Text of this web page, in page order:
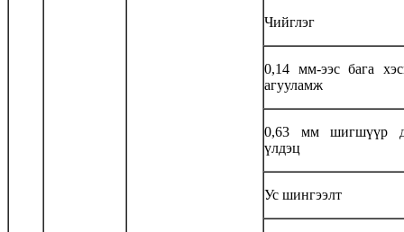
Чийглэг
0,14 мм-ээс бага
агууламж
0,63 мм шигшүүр
үлдэц
Ус шингээлт